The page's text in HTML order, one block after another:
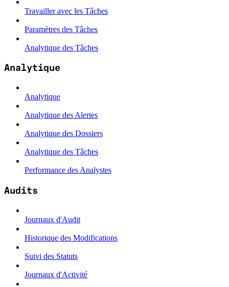
Travailler avec les Tâches
Paramètres des Tâches
Analytique des Tâches
Analytique
Analytique
Analytique des Alertes
Analytique des Dossiers
Analytique des Tâches
Performance des Analystes
Audits
Journaux d'Audit
Historique des Modifications
Suivi des Statuts
Journaux d'Activité